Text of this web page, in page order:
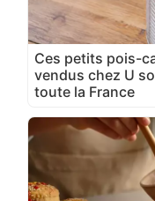
Ces petits pois-
vendus chez U
toute la France